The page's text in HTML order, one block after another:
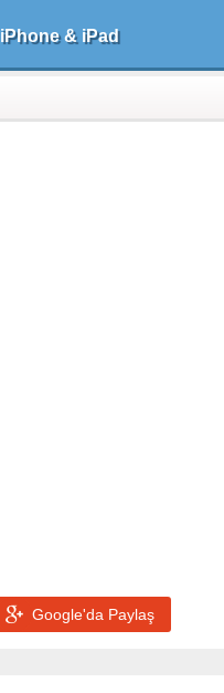
iPhone & iPad
Google'da Paylaş